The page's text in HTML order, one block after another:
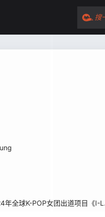
搜
球K-POP女团出道项目《I-